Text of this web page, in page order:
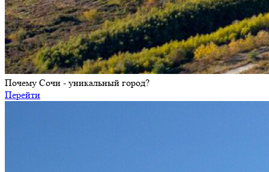
Почему Сочи - уникальный город?
Перейти